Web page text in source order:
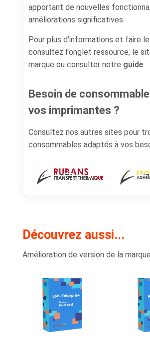
apportant de nouvelles
améliorations significatives.
Pour plus d’informations et faire
consultez l'onglet ressource, le
marque ou consulter notre guide.
Besoin de
vos imprimantes ?
Consultez nos autres sites pour
consommables adaptés à vos
Découvrez aussi...
Amélioration de version de la